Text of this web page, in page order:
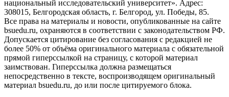
национальный исследовательский университет». Адрес:
308015, Белгородская область, г. Белгород, ул. Победы, 85.
Все права на материалы и новости, опубликованные на сайте
bsuedu.ru, охраняются в соответствии с законодательством РФ.
Допускается цитирование без согласования с редакцией не
более 50% от объёма оригинального материала с обязательной
прямой гиперссылкой на страницу, с которой материал
заимствован. Гиперссылка должна размещаться
непосредственно в тексте, воспроизводящем оригинальный
материал bsuedu.ru, до или после цитируемого блока.